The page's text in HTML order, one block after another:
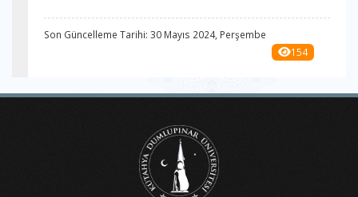
Son Güncelleme Tarihi: 30 Mayıs 2024, Perşembe
154